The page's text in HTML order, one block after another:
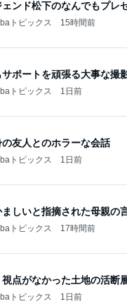
ェンド松下のなんでもプレ
トピックス 15時間前
サポートを頑張る大事な撮
トピックス 1日前
の友人とのホラーな会話
トピックス 1日前
ましいと指摘された母親の
トピックス 17時間前
視点がなかった土地の活断
トピックス 1日前